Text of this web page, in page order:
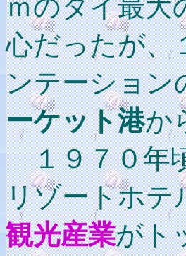
ｍのタイ最大
心だったが、
ンテーション
ーケット港か
１９７０年
リゾートホテ
観光産業がト